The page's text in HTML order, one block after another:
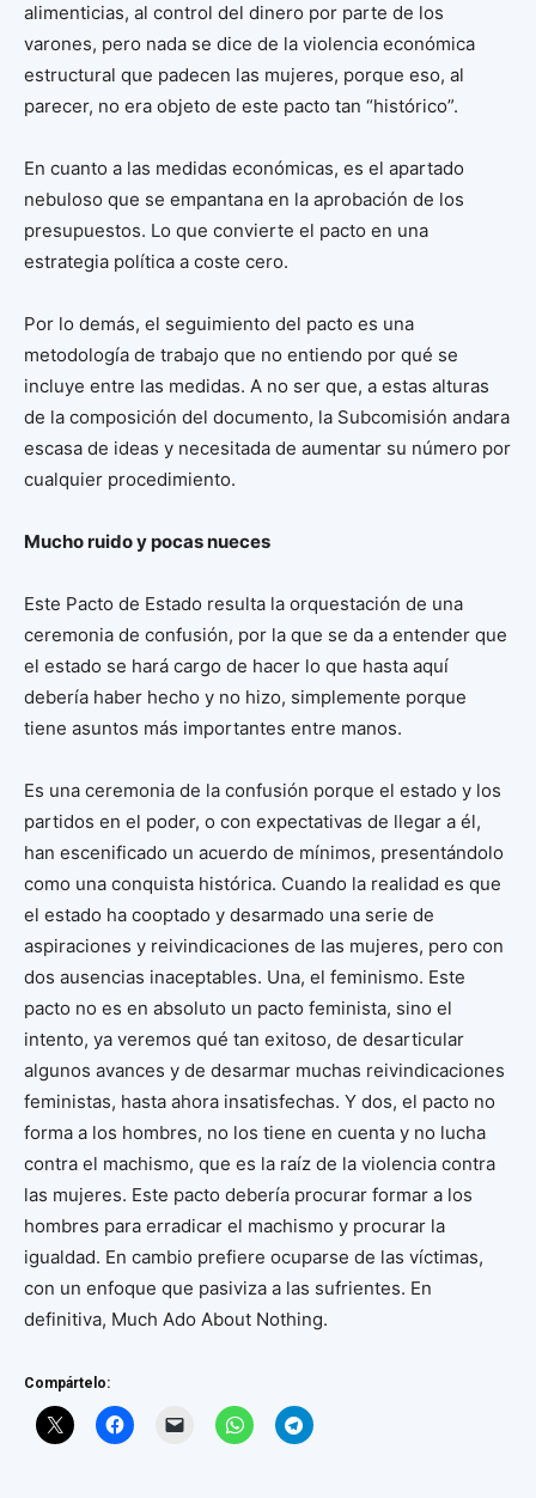
alimenticias, al control del dinero por parte de los
varones, pero nada se dice de la violencia económica
estructural que padecen las mujeres, porque eso, al
parecer, no era objeto de este pacto tan “histórico”.
En cuanto a las medidas económicas, es el apartado
nebuloso que se empantana en la aprobación de los
presupuestos. Lo que convierte el pacto en una
estrategia política a coste cero.
Por lo demás, el seguimiento del pacto es una
metodología de trabajo que no entiendo por qué se
incluye entre las medidas. A no ser que, a estas alturas
de la composición del documento, la Subcomisión andara
escasa de ideas y necesitada de aumentar su número por
cualquier procedimiento.
Mucho ruido y pocas nueces
Este Pacto de Estado resulta la orquestación de una
ceremonia de confusión, por la que se da a entender que
el estado se hará cargo de hacer lo que hasta aquí
debería haber hecho y no hizo, simplemente porque
tiene asuntos más importantes entre manos.
Es una ceremonia de la confusión porque el estado y los
partidos en el poder, o con expectativas de llegar a él,
han escenificado un acuerdo de mínimos, presentándolo
como una conquista histórica. Cuando la realidad es que
el estado ha cooptado y desarmado una serie de
aspiraciones y reivindicaciones de las mujeres, pero con
dos ausencias inaceptables. Una, el feminismo. Este
pacto no es en absoluto un pacto feminista, sino el
intento, ya veremos qué tan exitoso, de desarticular
algunos avances y de desarmar muchas reivindicaciones
feministas, hasta ahora insatisfechas. Y dos, el pacto no
forma a los hombres, no los tiene en cuenta y no lucha
contra el machismo, que es la raíz de la violencia contra
las mujeres. Este pacto debería procurar formar a los
hombres para erradicar el machismo y procurar la
igualdad. En cambio prefiere ocuparse de las víctimas,
con un enfoque que pasiviza a las sufrientes. En
definitiva, Much Ado About Nothing.
Compártelo: